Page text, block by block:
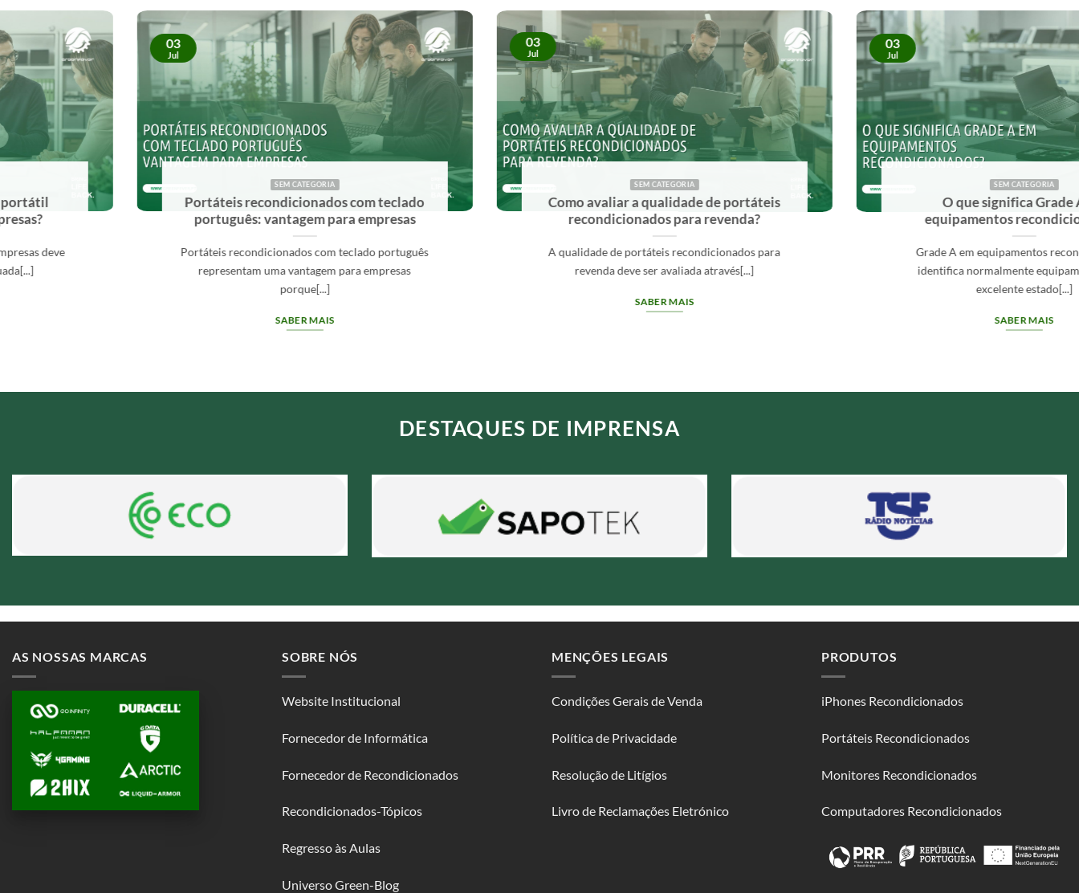
monitor de excelente qualidade, que
superou as minhas expectativas. No
futuro, sei exatamente a quem recorrer.
Recomendo vivamente!
SEM CATEGORIA
Portáteis recondicionados com teclado
português: vantagem para empresas
Portáteis recondicionados com teclado português
representam uma vantagem para empresas
Jul
SEM CATEGORIA
Como avaliar a qualidade de portáteis
recondicionados para revenda?
A qualidade de portáteis recondicionados para
revenda deve ser avaliada através[...]
03
Jul
SEM CATEGORIA
O que significa Grade A em
equipamentos recondicionados?
Grade A em equipamentos recondicionados
identifica normalmente equipamentos com
03
Jul
DESTAQUES DE IMPRENSA
AS NOSSAS MARCAS SOBRE NÓS
Website Institucional
Fornecedor de Informática
Fornecedor de Recondicionados
Recondicionados-Tópicos
Regresso às Aulas
Universo Green-Blog
MENÇÕES LEGAIS
Condições Gerais de Venda
Política de Privacidade
Resolução de Litígios
Livro de Reclamações Eletrónico
PRODUTOS
iPhones Recondicionados
Portáteis Recondicionados
Monitores Recondicionados
Computadores Recondicionados